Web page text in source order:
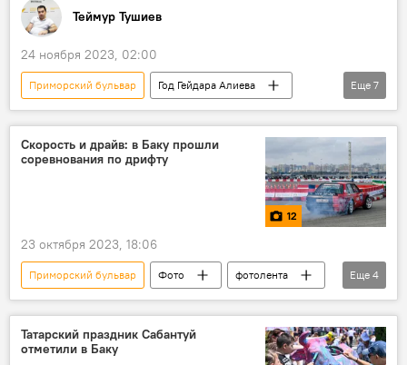
Теймур Тушиев
24 ноября 2023, 02:00
Приморский бульвар
Год Гейдара Алиева
Азербайджан
Спорт
марафон
Баку
Гейдар Алиев
Легкая атлетика
Юбилей
Еще 7
Скорость и драйв: в Баку прошли
соревнования по дрифту
12
23 октября 2023, 18:06
Приморский бульвар Фото
фотолента
Азербайджан
Баку
Гонка
дрифт
Еще 4
Татарский праздник Сабантуй
отметили в Баку